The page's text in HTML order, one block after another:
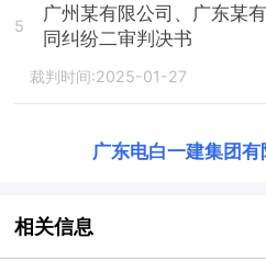
5
广州某有限公司、广东某
同纠纷二审判决书
裁判时间:2025-01-27
广东电白一建集团有
相关信息